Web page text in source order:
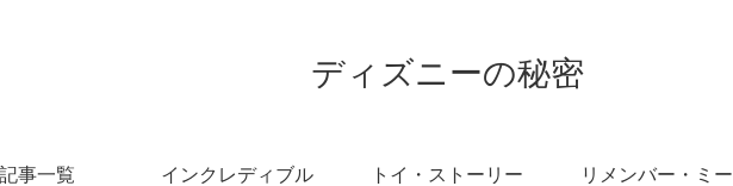
ディズニーの秘密
事一覧 インクレディブル トイ・ストーリー リメンバー・ミー